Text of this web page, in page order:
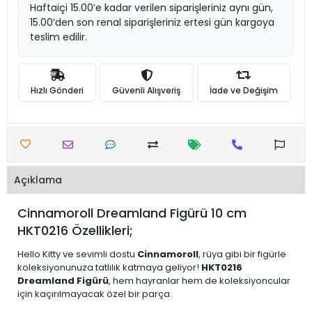
Haftaiçi 15.00’e kadar verilen siparişleriniz aynı gün,
15.00’den son renal siparişleriniz ertesi gün kargoya
teslim edilir.
Hızlı Gönderi Güvenli Alışveriş İade ve Değişim
Açıklama
Cinnamoroll Dreamland Figürü 10 cm
HKT0216 Özellikleri;
Hello Kitty ve sevimli dostu Cinnamoroll, rüya gibi bir figürle
koleksiyonunuza tatlılık katmaya geliyor! HKT0216
Dreamland Figürü, hem hayranlar hem de koleksiyoncular
için kaçırılmayacak özel bir parça.